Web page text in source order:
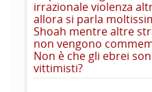
irrazionale violenza
allora si parla
Shoah mentre altre
non vengono
Non è che gli ebrei
vittimisti?